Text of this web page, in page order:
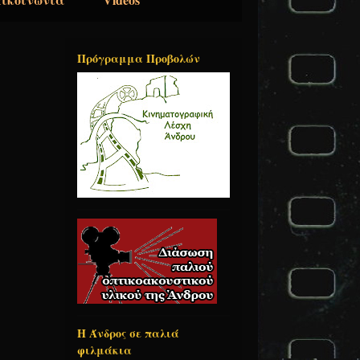
Πρόγραμμα Προβολών
Η Άνδρος σε παλιά
φιλμάκια